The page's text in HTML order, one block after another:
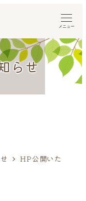
メニュー
らせ
HP公開いた